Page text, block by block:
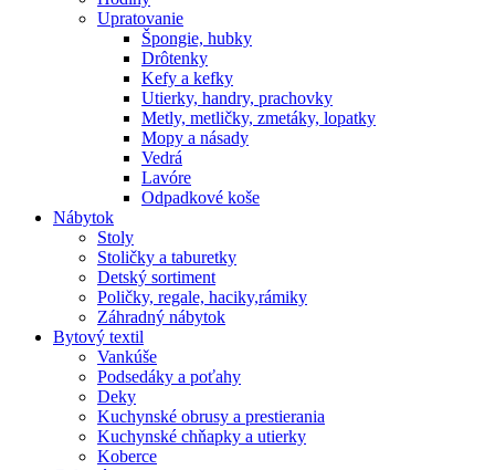
Upratovanie
Špongie, hubky
Drôtenky
Kefy a kefky
Utierky, handry, prachovky
Metly, metličky, zmetáky, lopatky
Mopy a násady
Vedrá
Lavóre
Odpadkové koše
Nábytok
Stoly
Stoličky a taburetky
Detský sortiment
Poličky, regale, haciky,rámiky
Záhradný nábytok
Bytový textil
Vankúše
Podsedáky a poťahy
Deky
Kuchynské obrusy a prestierania
Kuchynské chňapky a utierky
Koberce